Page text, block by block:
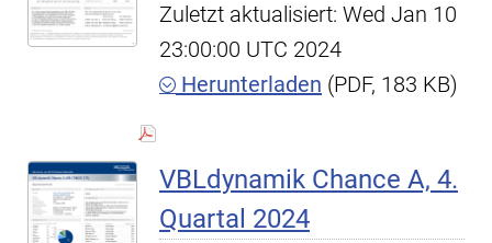
Zuletzt aktualisiert: Wed Jan 10
23:00:00 UTC 2024
Herunterladen (PDF, 183 KB)
VBLdynamik Chance A, 4.
Quartal 2024